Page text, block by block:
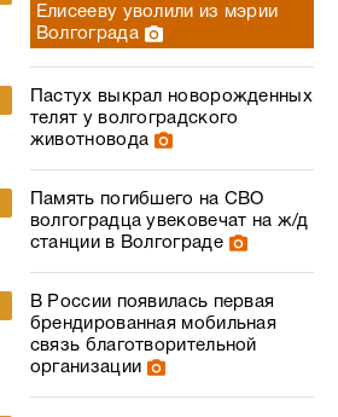
Елисееву уволили из мэрии
Волгограда
Пастух выкрал новорожденных
телят у волгоградского
животновода
Память погибшего на СВО
волгоградца увековечат на ж/д
станции в Волгограде
В России появилась первая
брендированная мобильная
связь благотворительной
организации